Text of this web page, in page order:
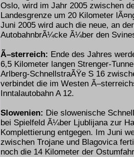
Oslo, wird im Jahr 2005 zwischen
Landesgrenze um 20 Kilometer
Juni 2005 wird auch die neue, an
AutobahnbrÃ¼cke Ã¼ber den
Ã–sterreich: Ende des Jahres
6,5 Kilometer langen Strenger-
Arlberg-SchnellstraÃŸe S 16
verbindet die im Westen
Inntalautobahn A 12.
Slowenien: Die slowenische
bei Spielfeld Ã¼ber Ljublijana zur
Komplettierung entgegen. Im Juni
zwischen Trojane und Blagovica
noch die 14 Kilometer der